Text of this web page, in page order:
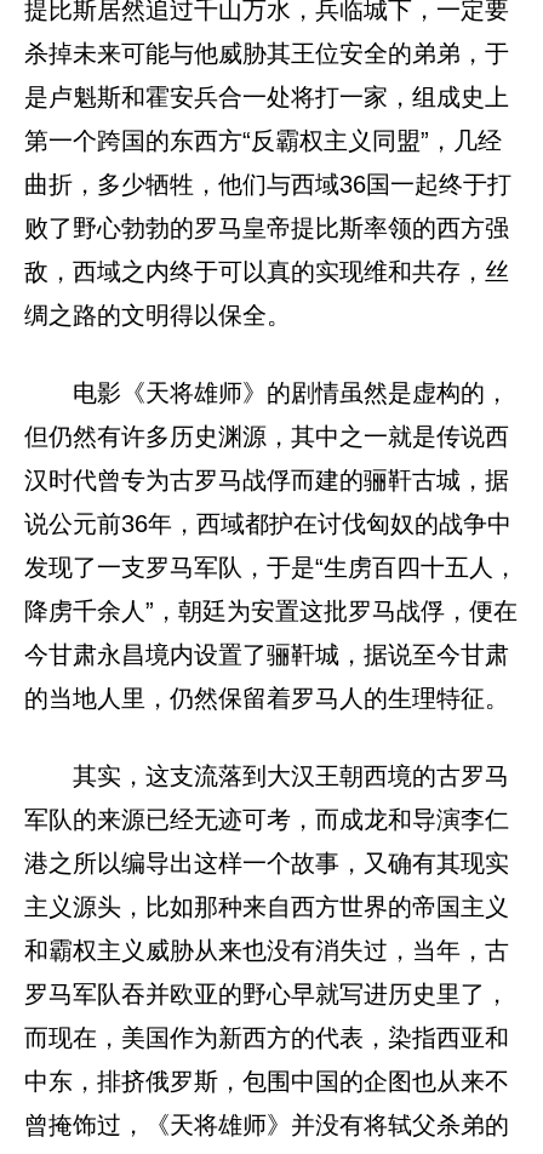
提比斯居然追过千山万水，兵临城下，一定要
杀掉未来可能与他威胁其王位安全的弟弟，于
是卢魁斯和霍安兵合一处将打一家，组成史上
第一个跨国的东西方“反霸权主义同盟”，几经
曲折，多少牺牲，他们与西域36国一起终于打
败了野心勃勃的罗马皇帝提比斯率领的西方强
敌，西域之内终于可以真的实现维和共存，丝
绸之路的文明得以保全。
电影《天将雄师》的剧情虽然是虚构的，
但仍然有许多历史渊源，其中之一就是传说西
汉时代曾专为古罗马战俘而建的骊靬古城，据
说公元前36年，西域都护在讨伐匈奴的战争中
发现了一支罗马军队，于是“生虏百四十五人，
降虏千余人”，朝廷为安置这批罗马战俘，便在
今甘肃永昌境内设置了骊靬城，据说至今甘肃
的当地人里，仍然保留着罗马人的生理特征。
其实，这支流落到大汉王朝西境的古罗马
军队的来源已经无迹可考，而成龙和导演李仁
港之所以编导出这样一个故事，又确有其现实
主义源头，比如那种来自西方世界的帝国主义
和霸权主义威胁从来也没有消失过，当年，古
罗马军队吞并欧亚的野心早就写进历史里了，
而现在，美国作为新西方的代表，染指西亚和
中东，排挤俄罗斯，包围中国的企图也从来不
曾掩饰过，《天将雄师》并没有将轼父杀弟的